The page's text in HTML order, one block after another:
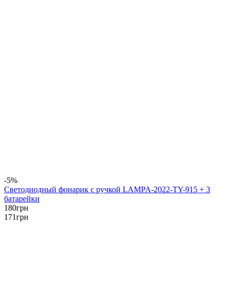
-5%
Светодиодный фонарик с ручкой LAMPA-2022-TY-915 + 3
батарейки
180грн
171грн